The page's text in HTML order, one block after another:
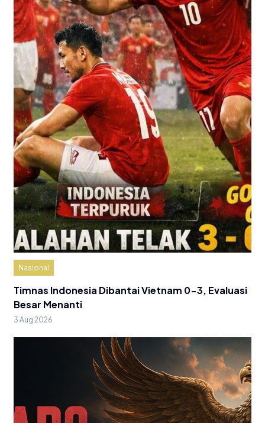
Nasional
Timnas Indonesia Dibantai Vietnam 0-3, Evaluasi
Besar Menanti
3 Aug 2026